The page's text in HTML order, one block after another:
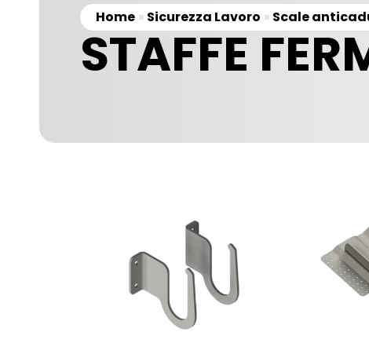
Home » Sicurezza Lavoro » Scale
STAFFE